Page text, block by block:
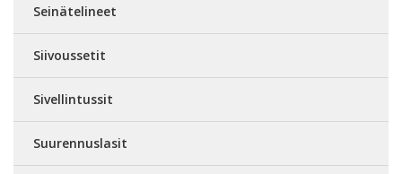
Seinätelineet
Siivoussetit
Sivellintussit
Suurennuslasit